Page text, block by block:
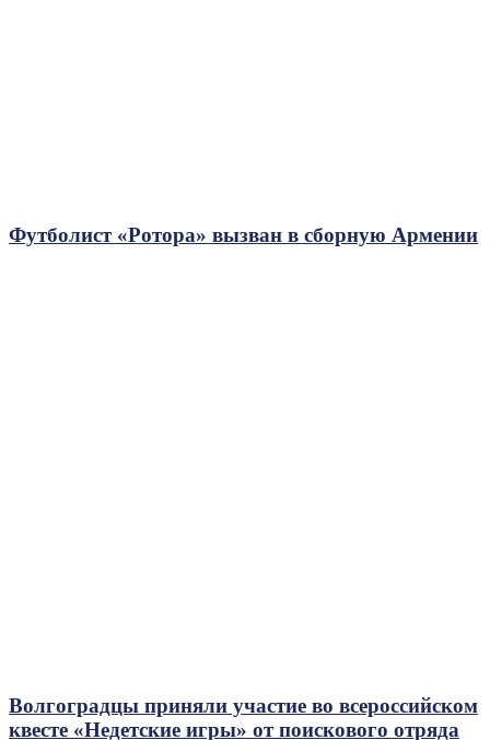
Футболист «Ротора» вызван в сборную Армении
Волгоградцы приняли участие во всероссийском
квесте «Недетские игры» от поискового отряда